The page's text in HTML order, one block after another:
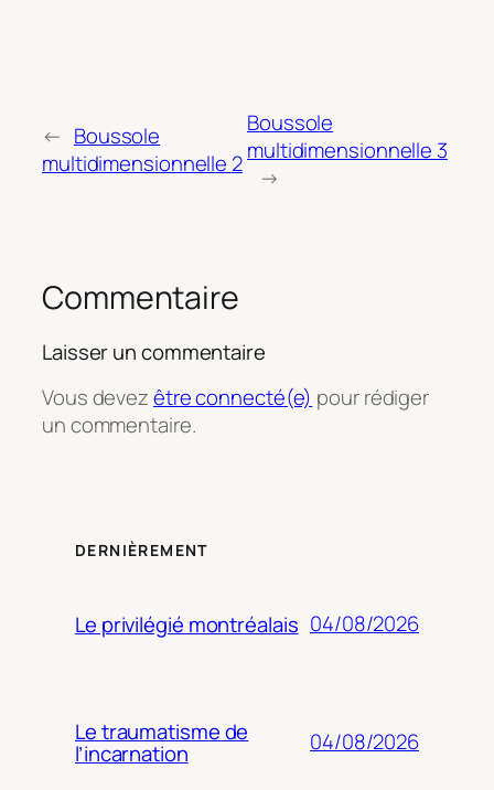
← Boussole
multidimensionnelle 2
Boussole
multidimensionnelle 3
→
Commentaire
Laisser un commentaire
Vous devezêtre connecté(e) pour rédiger
un commentaire.
DERNIÈREMENT
Le privilégié montréalais 04/08/2026
Le traumatisme de
l’incarnation 04/08/2026